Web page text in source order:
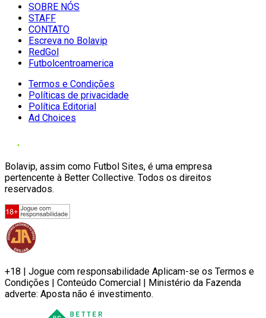
SOBRE NÓS
STAFF
CONTATO
Escreva no Bolavip
RedGol
Futbolcentroamerica
Termos e Condições
Políticas de privacidade
Política Editorial
Ad Choices
Bolavip, assim como Futbol Sites, é uma empresa
pertencente à Better Collective. Todos os direitos
reservados.
+18 | Jogue com responsabilidade Aplicam-se os Termos e
Condições | Conteúdo Comercial | Ministério da Fazenda
adverte: Aposta não é investimento.